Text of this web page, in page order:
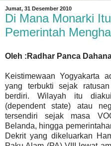
Jumat, 31 Desember 2010
Di Mana Monarki
Pemerintah
Oleh :Radhar Panca
Keistimewaan Yogyakarta
yang terbukti sejak
berdiri. Wilayah itu
(dependent state) atau
tersendiri sejak masa
Belanda, hingga
Dekrit yang dikeluarkan